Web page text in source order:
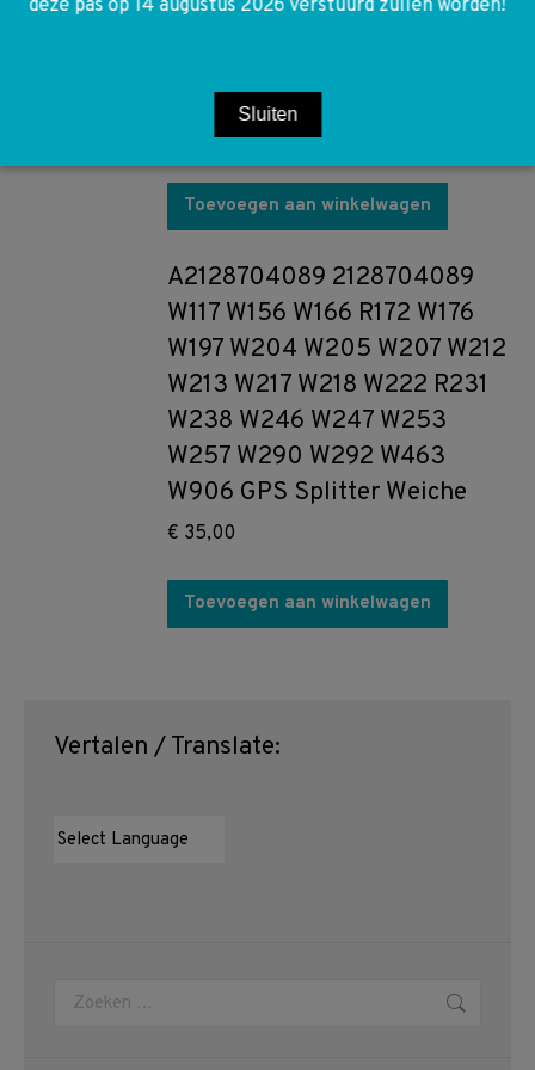
A2138851600 2138851600
afdeklijst rechts onder
20,00
Toevoegen aan winkelwagen
A2128704089 2128704089
W117 W156 W166 R172 W176
W197 W204 W205 W207 W212
W213 W217 W218 W222 R231
W238 W246 W247 W253
W257 W290 W292 W463
W906 GPS Splitter Weiche
€ 35,00
Toevoegen aan winkelwagen
Vertalen / Translate:
Zoeken:
deze pas op 14 augustus 2026 verstuurd zullen worden!
Sluiten